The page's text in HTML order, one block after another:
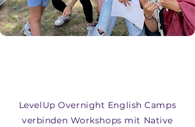
LevelUp Overnight English Camps
verbinden Workshops mit Native